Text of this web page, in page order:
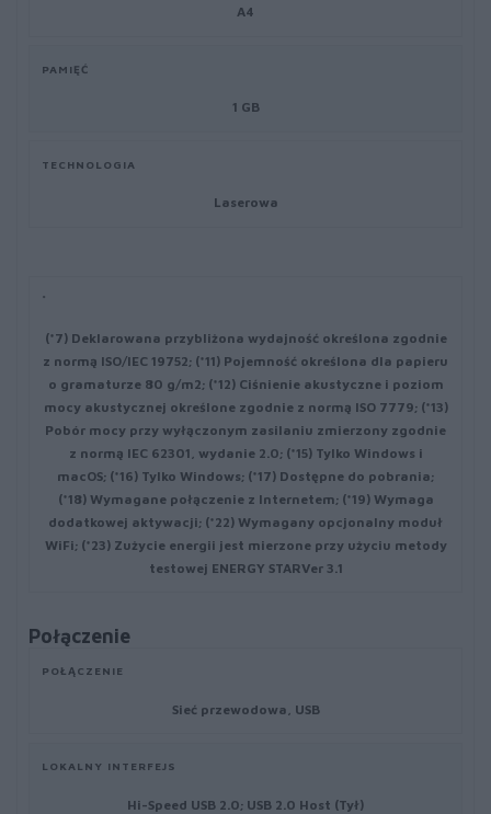
A4
PAMIĘĆ
1 GB
TECHNOLOGIA
Laserowa
*
(*7) Deklarowana przybliżona wydajność określona zgodnie
z normą ISO/IEC 19752; (*11) Pojemność określona dla papieru
o gramaturze 80 g/m2; (*12) Ciśnienie akustyczne i poziom
mocy akustycznej określone zgodnie z normą ISO 7779; (*13)
Pobór mocy przy wyłączonym zasilaniu zmierzony zgodnie
z normą IEC 62301, wydanie 2.0; (*15) Tylko Windows i
macOS; (*16) Tylko Windows; (*17) Dostępne do pobrania;
(*18) Wymagane połączenie z Internetem; (*19) Wymaga
dodatkowej aktywacji; (*22) Wymagany opcjonalny moduł
WiFi; (*23) Zużycie energii jest mierzone przy użyciu metody
testowej ENERGY STARVer 3.1
Połączenie
POŁĄCZENIE
Sieć przewodowa, USB
LOKALNY INTERFEJS
Hi-Speed USB 2.0; USB 2.0 Host (Tył)